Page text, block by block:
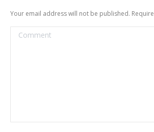
Your email address will not be published.
Comment